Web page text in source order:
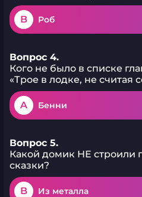
B Роб
Вопрос 4.
Кого не было в списке
«Трое в лодке, не считая
A Бенни
Вопрос 5.
Какой домик НЕ строили
сказки?
B Из металла